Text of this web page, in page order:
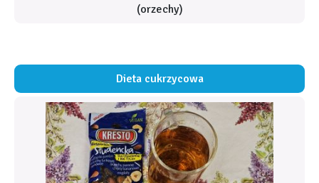
(orzechy)
Dieta cukrzycowa